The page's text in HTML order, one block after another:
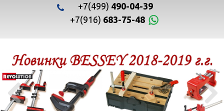
+7(499) 490-04-39
+7(916) 683-75-48
 